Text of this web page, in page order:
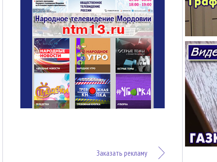
Заказать рекламу